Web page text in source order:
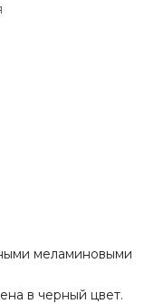
меламиновыми
в черный цвет.